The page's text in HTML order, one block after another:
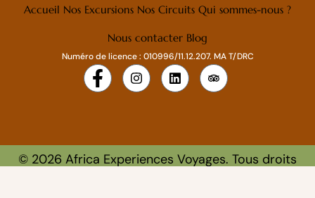
Accueil Nos Excursions Nos Circuits Qui sommes-nous ?
Nous contacter Blog
Numéro de licence : 010996/11.12.207. MA T/DRC
© 2026 Africa Experiences Voyages. Tous droits